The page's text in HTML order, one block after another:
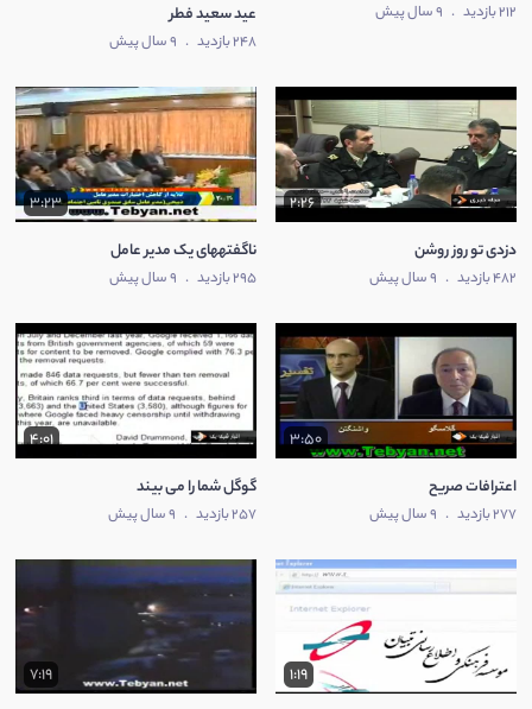
212 بازدید . 9 سال پیش
عید سعید فطر
248 بازدید . 9 سال پیش
2:26
دزدی تو روز روشن
482 بازدید . 9 سال پیش
3:23
ناگفتههای یک مدیر عامل
295 بازدید . 9 سال پیش
3:50
اعترافات صریح
277 بازدید . 9 سال پیش
4:01
گوگل شما را می بیند
257 بازدید . 9 سال پیش
1:19
7:19